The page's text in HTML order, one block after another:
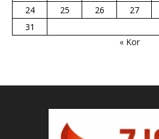
24
25 26 27
31
« Kor